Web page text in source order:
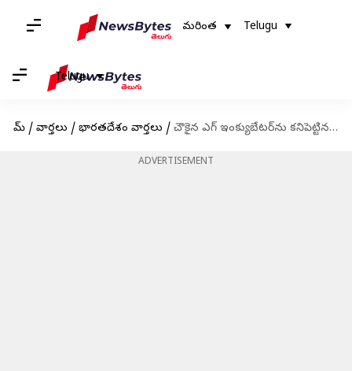
మరింత Telugu
Telugu
హోమ్ / వార్తలు / భారతదేశం వార్తలు / చౌకైన ఎగ్ ఇంక్యుబేటర్‌ను కనిపెట్టిన పదేళ్ల బాలుడు
ADVERTISEMENT